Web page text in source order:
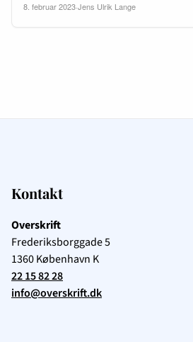
8. februar 2023·Jens Ulrik Lange
Kontakt
Overskrift
Frederiksborggade 5
1360København K
22 15 82 28
info@overskrift.dk